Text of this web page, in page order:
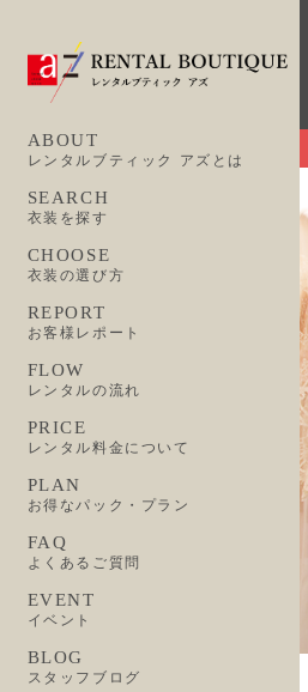
ABOUT
レンタルブティック アズとは
SEARCH
衣装を探す
CHOOSE
衣装の選び方
REPORT
お客様レポート
FLOW
レンタルの流れ
PRICE
レンタル料金について
PLAN
お得なパック・プラン
FAQ
よくあるご質問
EVENT
イベント
BLOG
スタッフブログ